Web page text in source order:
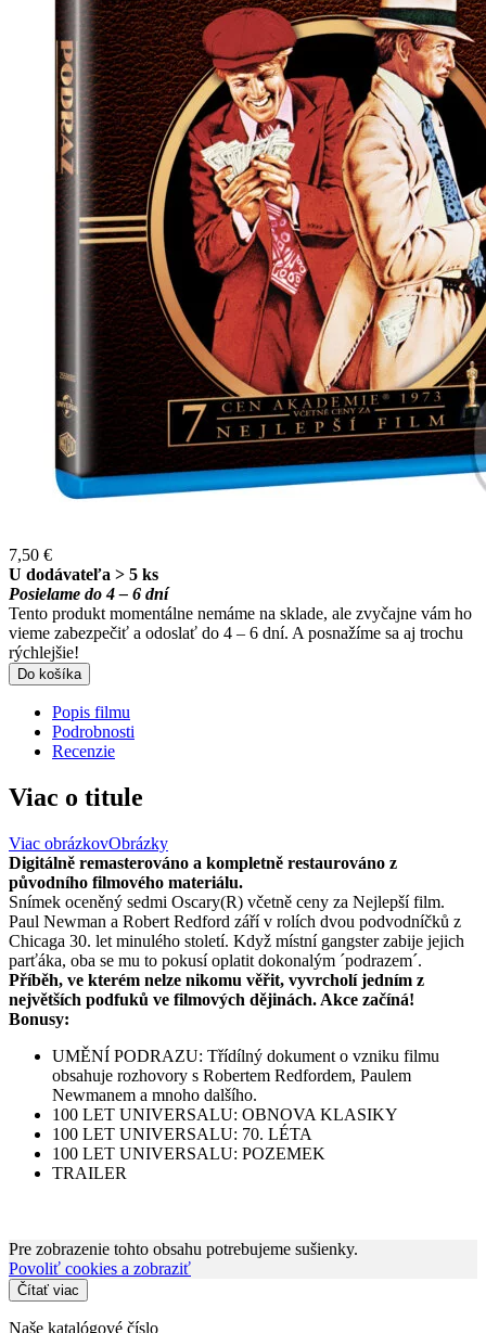
7,50 €
U dodávateľa > 5 ks
Posielame do 4 – 6 dní
Tento produkt momentálne nemáme na sklade, ale zvyčajne vám ho
vieme zabezpečiť a odoslať do 4 – 6 dní. A posnažíme sa aj trochu
rýchlejšie!
Do košíka
Popis filmu
Podrobnosti
Recenzie
Viac o titule
Viac obrázkovObrázky
Digitálně remasterováno a kompletně restaurováno z
původního filmového materiálu.
Snímek oceněný sedmi Oscary(R) včetně ceny za Nejlepší film.
Paul Newman a Robert Redford září v rolích dvou podvodníčků z
Chicaga 30. let minulého století. Když místní gangster zabije jejich
parťáka, oba se mu to pokusí oplatit dokonalým ´podrazem´.
Příběh, ve kterém nelze nikomu věřit, vyvrcholí jedním z
největších podfuků ve filmových dějinách. Akce začíná!
Bonusy:
UMĚNÍ PODRAZU: Třídílný dokument o vzniku filmu
obsahuje rozhovory s Robertem Redfordem, Paulem
Newmanem a mnoho dalšího.
100 LET UNIVERSALU: OBNOVA KLASIKY
100 LET UNIVERSALU: 70. LÉTA
100 LET UNIVERSALU: POZEMEK
TRAILER
Pre zobrazenie tohto obsahu potrebujeme sušienky.
Povoliť cookies a zobraziť
Čítať viac
Naše katalógové číslo